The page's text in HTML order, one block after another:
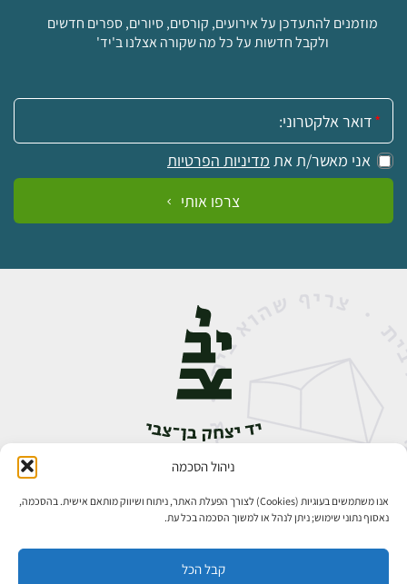
ניהול הסכמה
אנו משתמשים בעוגיות (Cookies) לצורך הפעלת האתר, ניתוח ושיווק מותאם אישית. בהסכמה,
נאסוף נתוני שימוש; ניתן לנהל או למשוך הסכמה בכל עת.
קבל הכל
מוזמנים להתעדכן על אירועים, קורסים, סיורים, ספרים חדשים
ולקבל חדשות על כל מה שקורה אצלנו ב'יד'
אימייל:
אני מאשר/ת את מדיניות הפרטיות
צרפו אותי
אבן גבירול 14, רחביה, ירושלים